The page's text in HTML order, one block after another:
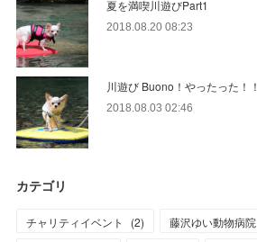
夏を満喫川遊びPart1
2018.08.20 08:23
川遊び Buono！やったった！！
2018.08.03 02:46
カテゴリ
チャリティイベント (2) 藤沢ゆい動物病院